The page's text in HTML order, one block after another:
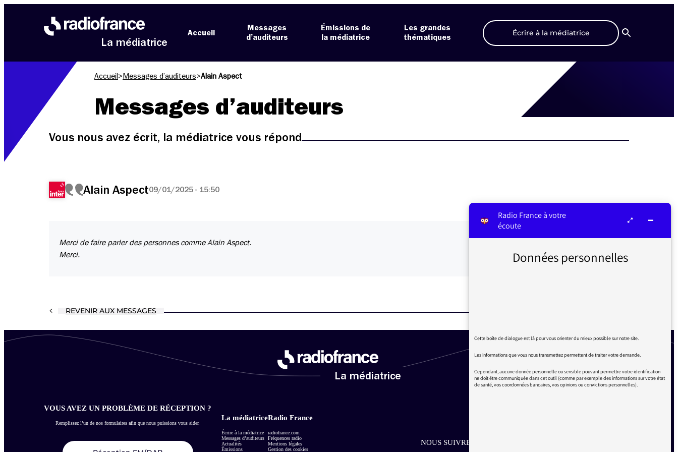
La médiatrice
Accueil
Messages
d’auditeurs
Émissions de
la médiatrice
Les grandes
thématiques
Écrire à la médiatrice
Recherche
Accueil > Messages d’auditeurs>Alain Aspect
Messages d’auditeurs
Vous nous avez écrit, la médiatrice vous répond
Alain Aspect09/01/2025 - 15:50
Merci de faire parler des personnes comme Alain Aspect.
Merci.
REVENIR AUX MESSAGES
La médiatrice
VOUS AVEZ UN PROBLÈME DE RÉCEPTION ?
Remplissez l’un de nos formulaires afin que nous puissions vous aider.
La médiatrice
Écrire à la médiatrice
Messages d’auditeurs
Actualités
Émissions
Radio France
radiofrance.com
Fréquences radio
Mentions légales
Gestion des cookies
NOUS SUIVRE SUR LES RÉSEAUX
Radio France à votre
écoute
Données personnelles
Cette boîte de dialogue est là pour vous orienter du mieux possible sur notre site.
Les informations que vous nous transmettez permettent de traiter votre demande.
Cependant, aucune donnée personnelle ou sensible pouvant permettre votre identification
ne doit être communiquée dans cet outil (comme par exemple des informations sur votre état
de santé, vos coordonnées bancaires, vos opinions ou convictions personnelles).